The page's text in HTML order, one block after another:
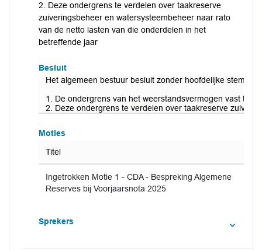
2. Deze ondergrens te verdelen over taakreserve
zuiveringsbeheer en watersysteembeheer naar rato
van de netto lasten van die onderdelen in het
betreffende jaar
Besluit
Het algemeen bestuur besluit zonder hoofdelijke
1. De ondergrens van het weerstandsvermogen vast te
2. Deze ondergrens te verdelen over taakreserve
Moties
Titel
Ingetrokken Motie 1 - CDA - Bespreking Algemene
Reserves bij Voorjaarsnota 2025
Sprekers